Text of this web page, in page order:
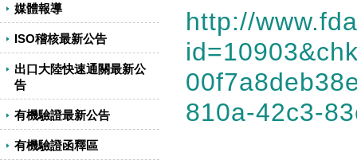
媒體報導
ISO稽核最新公告
出口大陸快速通關最新公
告
有機驗證最新公告
有機驗證函釋區
http://
810a-42c3-